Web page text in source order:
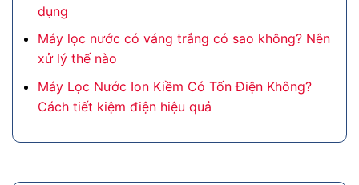
dụng
Máy lọc nước có váng trắng có sao không? Nên
xử lý thế nào
Máy Lọc Nước Ion Kiềm Có Tốn Điện Không?
Cách tiết kiệm điện hiệu quả